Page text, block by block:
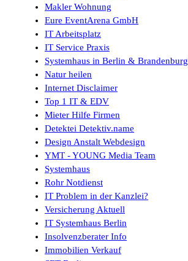
Makler Wohnung
Eure EventArena GmbH
IT Arbeitsplatz
IT Service Praxis
Systemhaus in Berlin & Brandenburg
Natur heilen
Internet Disclaimer
Top 1 IT & EDV
Mieter Hilfe Firmen
Detektei Detektiv.name
Design Anstalt Webdesign
YMT - YOUNG Media Team
Systemhaus
Rohr Notdienst
IT Problem in der Kanzlei?
Versicherung Aktuell
IT Systemhaus Berlin
Insolvenzberater Info
Immobilien Verkauf